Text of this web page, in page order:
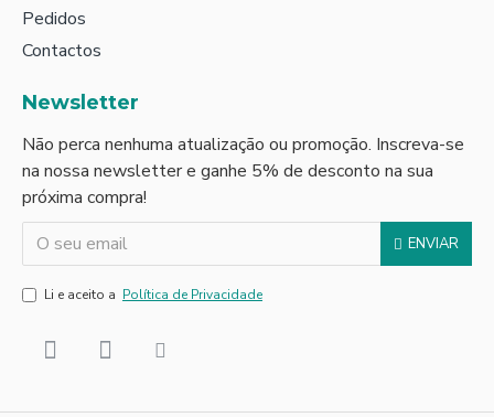
Pedidos
Contactos
Newsletter
Não perca nenhuma atualização ou promoção. Inscreva-se
na nossa newsletter e ganhe 5% de desconto na sua
próxima compra!
ENVIAR
Li e aceito a Política de Privacidade